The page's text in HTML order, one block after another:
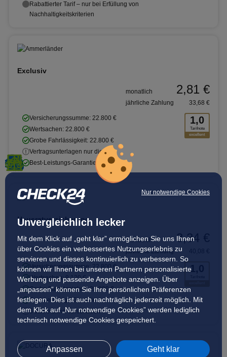
Nur notwendige Cookies
Unvergleichlich lecker
Mit dem Klick auf „geht klar” ermöglichen Sie uns Ihnen
über Cookies ein verbessertes Nutzungserlebnis zu
servieren und dieses kontinuierlich zu verbessern. So
können wir Ihnen bei unseren Partnern personalisierte
Werbung und passende Angebote anzeigen. Über
„anpassen” können Sie Ihre persönlichen Präferenzen
festlegen. Dies ist auch nachträglich jederzeit möglich. Mit
dem Klick auf „Nur notwendige Cookies” werden lediglich
technisch notwendige Cookies gespeichert.
Anpassen Geht klar
Rabattierter Tarif – nur bei Erfüllung von
Nachhaltigkeitskriterien
Exclusiv
1,0
Tarifnote
excellent
Versicherungssumme: 22.800 €
Wertsachen: 22.800 €
Grobe Fahrlässigkeit: 22.800 €
Vertragsunterlagen nur digital
Best-Leistungs-Garantie
monatlich 2,81 €
jährliche Zahlung 33,68 €
Hausratversicherung
1,0
Versicherungssumme: 22.800 €
Wertsachen: 9.120 €
Grobe Fahrlässigkeit: 22.800 €
Best-Leistungs-Garantie
5 Jahre ohne Vorschaden
monatlich 3,34 €
jährliche Zahlung